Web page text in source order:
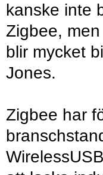
kanske inte
Zigbee,
blir mycket
Jones.
Zigbee har